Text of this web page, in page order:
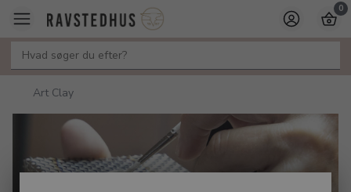
0
Art Clay